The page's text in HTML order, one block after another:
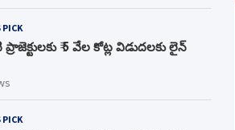
PICK
₹ 5 వేల కోట్ల విడుదలకు లైన్
PICK